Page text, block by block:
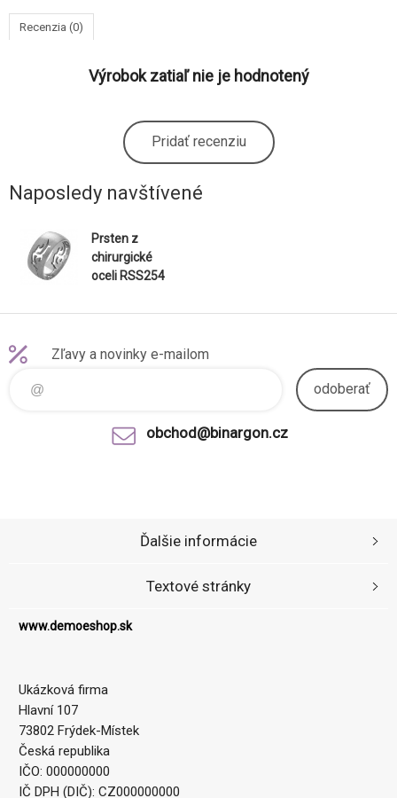
Recenzia (0)
Výrobok zatiaľ nie je hodnotený
Pridať recenziu
Naposledy navštívené
Prsten z
chirurgické
oceli RSS254
Zľavy a novinky e-mailom
odoberať
obchod@binargon.cz
www.demoeshop.sk
Ukázková firma
Hlavní 107
73802 Frýdek-Místek
Česká republika
IČO: 000000000
IČ DPH (DIČ): CZ000000000
Ďalšie informácie
Textové stránky